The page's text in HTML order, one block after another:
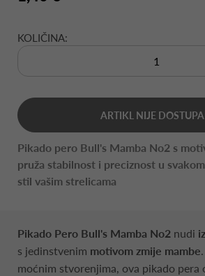
KOLIČINA:
ARTIKL NIJE
Pikado pero Bull's Mamba No2 s
pruža stabilnost i preciznost u
stil vašim strelicama
Pikado Pero Bull's Mamba No2 nudi
s jedinstvenim motivom zmije mambe
moćnim stvorenjima, ova pikado pera